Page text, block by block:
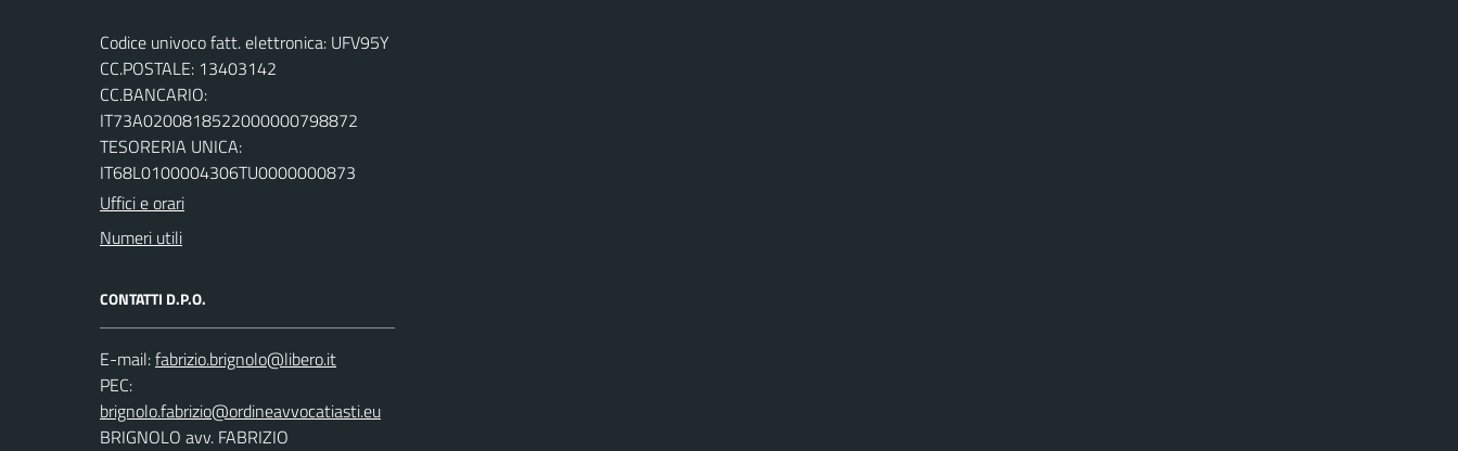
Codice univoco fatt. elettronica: UFV95Y
CC.POSTALE: 13403142
CC.BANCARIO:
IT73A0200818522000000798872
TESORERIA UNICA:
IT68L0100004306TU0000000873
Uffici e orari
Numeri utili
CONTATTI D.P.O.
E-mail:
PEC:
BRIGNOLO avv. FABRIZIO